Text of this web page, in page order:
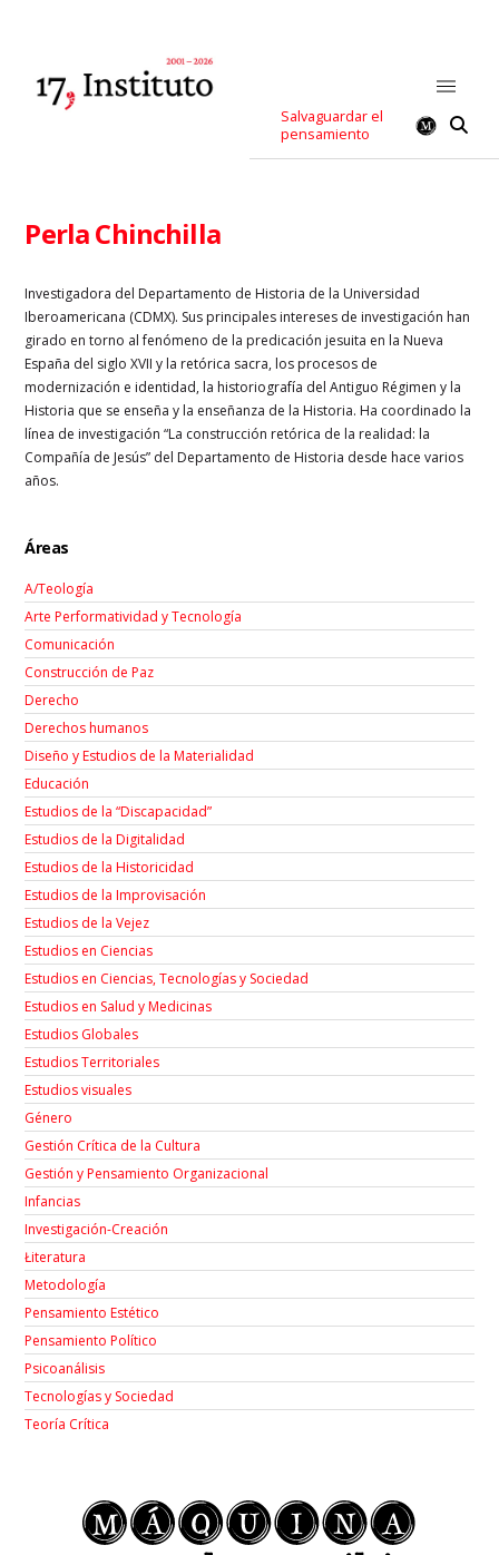
Salvaguardar el
pensamiento
Perla Chinchilla
Investigadora del Departamento de Historia de la Universidad
Iberoamericana (CDMX). Sus principales intereses de investigación han
girado en torno al fenómeno de la predicación jesuita en la Nueva
España del siglo XVII y la retórica sacra, los procesos de
modernización e identidad, la historiografía del Antiguo Régimen y la
Historia que se enseña y la enseñanza de la Historia. Ha coordinado la
línea de investigación “La construcción retórica de la realidad: la
Compañía de Jesús” del Departamento de Historia desde hace varios
años.
Áreas
A/Teología
Arte Performatividad y Tecnología
Comunicación
Construcción de Paz
Derecho
Derechos humanos
Diseño y Estudios de la Materialidad
Educación
Estudios de la “Discapacidad”
Estudios de la Digitalidad
Estudios de la Historicidad
Estudios de la Improvisación
Estudios de la Vejez
Estudios en Ciencias
Estudios en Ciencias, Tecnologías y Sociedad
Estudios en Salud y Medicinas
Estudios Globales
Estudios Territoriales
Estudios visuales
Género
Gestión Crítica de la Cultura
Gestión y Pensamiento Organizacional
Infancias
Investigación-Creación
Łiteratura
Metodología
Pensamiento Estético
Pensamiento Político
Psicoanálisis
Tecnologías y Sociedad
Teoría Crítica